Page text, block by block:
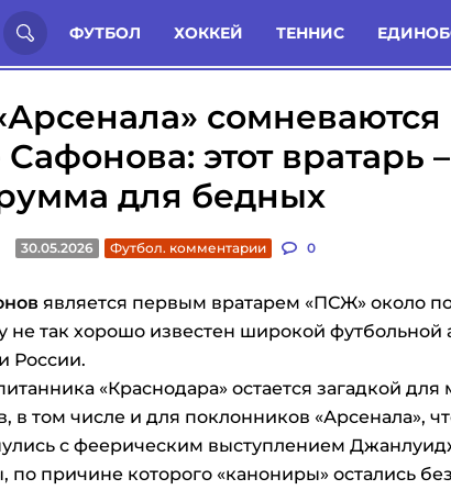
ФУТБОЛ ХОККЕЙ ТЕННИС
России: Статьи Комменты Новости
сомневаются
Сафонова: этот вратарь –
для бедных
30.05.2026 Футбол. комментарии 0
является первым вратарем «ПСЖ» около
так хорошо известен широкой футбольной
России.
«Краснодара» остается загадкой для
в том числе и для поклонников «Арсенала»,
с феерическим выступлением
причине которого «канониры» остались